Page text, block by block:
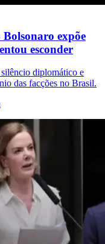
expõe
esconder
diplomático e
das facções no Brasil.